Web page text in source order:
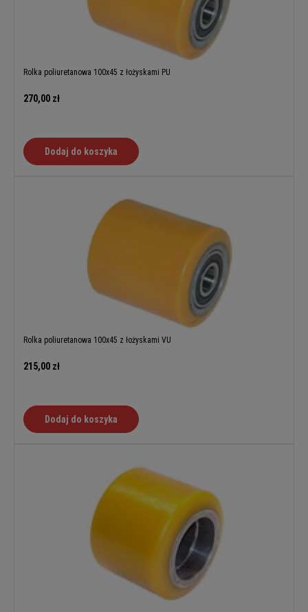
Rolka poliuretanowa 100x45 z łożyskami PU
270,00 zł
Dodaj do koszyka
Rolka poliuretanowa 100x45 z łożyskami VU
215,00 zł
Dodaj do koszyka